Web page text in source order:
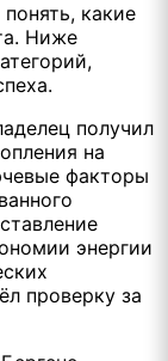
какие
Ниже
получил
на
факторы
энергии
проверку за